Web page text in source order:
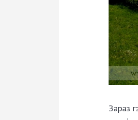
Зараз